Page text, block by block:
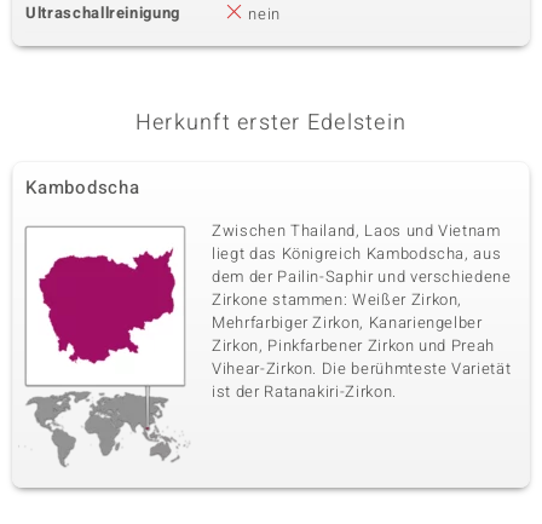
Ultraschallreinigung
nein
Herkunft erster Edelstein
Kambodscha
Zwischen Thailand, Laos und Vietnam
liegt das Königreich Kambodscha, aus
dem der Pailin-Saphir und verschiedene
Zirkone stammen: Weißer Zirkon,
Mehrfarbiger Zirkon, Kanariengelber
Zirkon, Pinkfarbener Zirkon und Preah
Vihear-Zirkon. Die berühmteste Varietät
ist der Ratanakiri-Zirkon.